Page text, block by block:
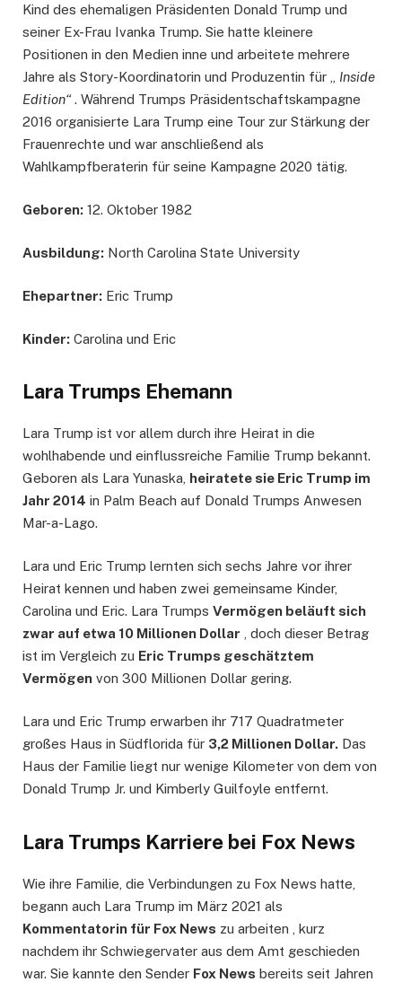
Kind des ehemaligen Präsidenten Donald Trump und
seiner Ex-Frau Ivanka Trump. Sie hatte kleinere
Positionen in den Medien inne und arbeitete mehrere
Jahre als Story-Koordinatorin und Produzentin für „ Inside
Edition“. Während Trumps Präsidentschaftskampagne
2016 organisierte Lara Trump eine Tour zur Stärkung der
Frauenrechte und war anschließend als
Wahlkampfberaterin für seine Kampagne 2020 tätig.
Geboren: 12. Oktober 1982
Ausbildung: North Carolina State University
Ehepartner: Eric Trump
Kinder: Carolina und Eric
Lara Trumps Ehemann
Lara Trump ist vor allem durch ihre Heirat in die
wohlhabende und einflussreiche Familie Trump bekannt.
Geboren als Lara Yunaska, heiratete sie Eric Trump im
Jahr 2014 in Palm Beach auf Donald Trumps Anwesen
Mar-a-Lago.
Lara und Eric Trump lernten sich sechs Jahre vor ihrer
Heirat kennen und haben zwei gemeinsame Kinder,
Carolina und Eric. Lara Trumps Vermögen beläuft sich
zwar auf etwa 10 Millionen Dollar , doch dieser Betrag
ist im Vergleich zu Eric Trumps geschätztem
Vermögen von 300 Millionen Dollar gering.
Lara und Eric Trump erwarben ihr 717 Quadratmeter
großes Haus in Südflorida für 3,2 Millionen Dollar. Das
Haus der Familie liegt nur wenige Kilometer von dem von
Donald Trump Jr. und Kimberly Guilfoyle entfernt.
Lara Trumps Karriere bei Fox News
Wie ihre Familie, die Verbindungen zu Fox News hatte,
begann auch Lara Trump im März 2021 als
Kommentatorin für Fox News zu arbeiten , kurz
nachdem ihr Schwiegervater aus dem Amt geschieden
war. Sie kannte den Sender Fox News bereits seit Jahren